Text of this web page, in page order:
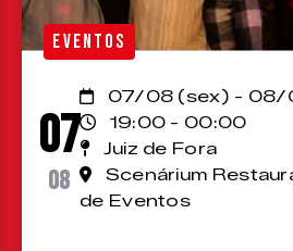
EVENTOS
07
08
07/08 (sex) - 08/
19:00 - 00:00
Juiz de Fora
Scenárium
de Eventos